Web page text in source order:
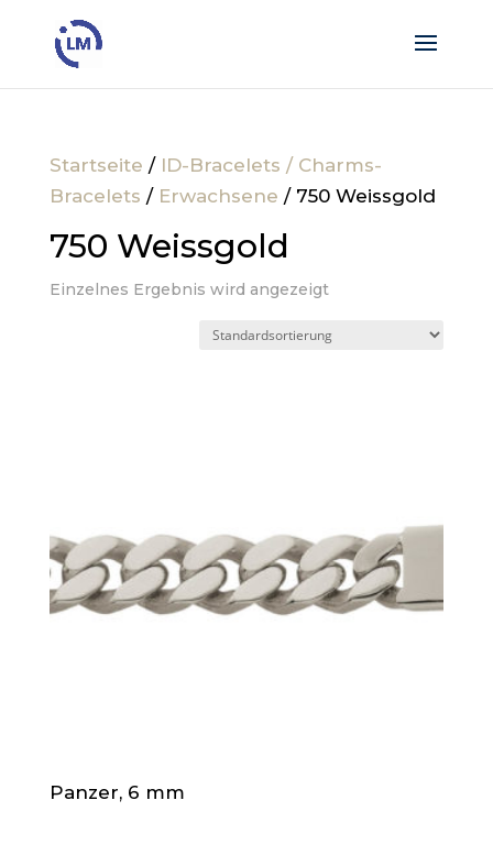
Startseite / ID-Bracelets / Charms-
Bracelets / Erwachsene / 750 Weissgold
750 Weissgold
Einzelnes Ergebnis wird angezeigt
Panzer, 6 mm